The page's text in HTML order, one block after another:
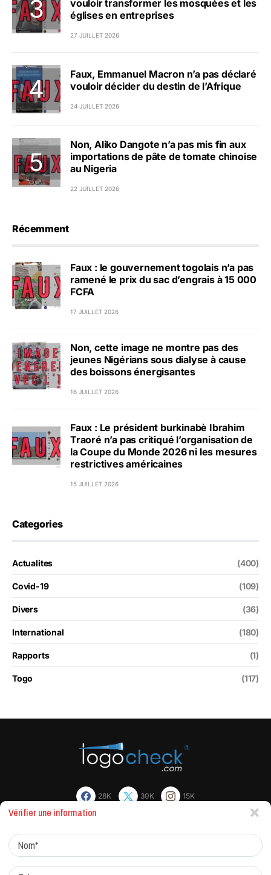
vouloir transformer les mosquées et les
églises en entreprises
27 JUILLET 2026
Faux, Emmanuel Macron n’a pas déclaré
vouloir décider du destin de l’Afrique
24 JUILLET 2026
Non, Aliko Dangote n’a pas mis fin aux
importations de pâte de tomate chinoise
au Nigeria
22 JUILLET 2026
Récemment
Faux : le gouvernement togolais n’a pas
ramené le prix du sac d’engrais à 15 000
FCFA
17 JUILLET 2026
Non, cette image ne montre pas des
jeunes Nigérians sous dialyse à cause
des boissons énergisantes
16 JUILLET 2026
Faux : Le président burkinabè Ibrahim
Traoré n’a pas critiqué l’organisation de
la Coupe du Monde 2026 ni les mesures
restrictives américaines
15 JUILLET 2026
Categories
Actualites (400)
Covid-19 (109)
Divers (36)
International (180)
Rapports (1)
Togo (117)
28K 30K 15K
Protocole de correction
Vérifier une information